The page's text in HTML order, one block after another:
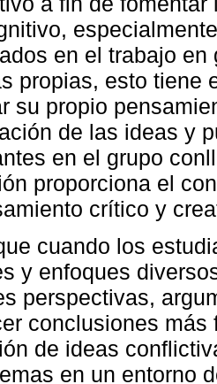
en el trabajo
propias, esto tiene
su propio
de las ideas y
en el grupo
proporciona el
crítico y
cuando los
y enfoques
perspectivas,
conclusiones
de ideas
en un entorno